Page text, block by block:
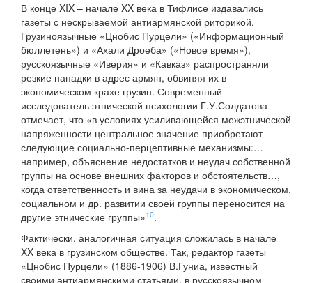
В конце XIX – начале XX века в Тифлисе издавались
газеты с нескрываемой антиармянской риторикой.
Грузиноязычные «Цнобис Пурцели» («Информационный
бюллетень») и «Ахали Дроеба» («Новое время»),
русскоязычные «Иверия» и «Кавказ» распространяли
резкие нападки в адрес армян, обвиняя их в
экономическом крахе грузин. Современный
исследователь этнической психологии Г.У.Солдатова
отмечает, что «в условиях усиливающейся межэтнической
напряженности центральное значение приобретают
следующие социально-перцептивные механизмы:…
например, объяснение недостатков и неудач собственной
группы на основе внешних факторов и обстоятельств…,
когда ответственность и вина за неудачи в экономическом,
социальном и др. развитии своей группы переносится на
другие этнические группы»10.
Фактически, аналогичная ситуация сложилась в начале
XX века в грузинском обществе. Так, редактор газеты
«Цнобис Пурцели» (1886-1906) В.Гуниа, известный
своими антиармянскими статьями, в русскоязычном